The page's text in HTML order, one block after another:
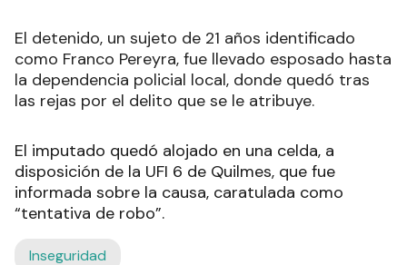
El detenido, un sujeto de 21 años identificado
como Franco Pereyra, fue llevado esposado hasta
la dependencia policial local, donde quedó tras
las rejas por el delito que se le atribuye.
El imputado quedó alojado en una celda, a
disposición de la UFI 6 de Quilmes, que fue
informada sobre la causa, caratulada como
“tentativa de robo”.
Inseguridad